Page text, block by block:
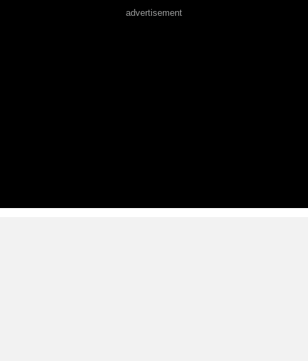
advertisement